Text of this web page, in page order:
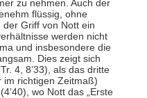
zu nehmen. Auch der
flüssig, ohne
Griff von Nott ein
werden nicht
und insbesondere die
Dies zeigt sich
4, 8’33), als das dritte
im richtigen Zeitmaß)
wo Nott das „Erste